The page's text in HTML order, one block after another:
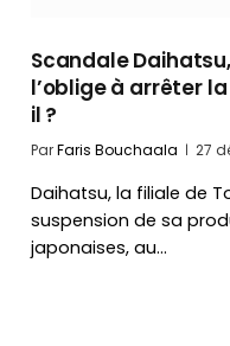
Scandale
l’oblige à arrêter
il ?
ParFaris Bouchaala 27
Daihatsu, la filiale de
suspension de sa
japonaises, au…